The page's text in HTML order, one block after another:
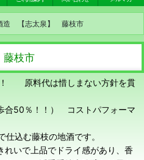
造 【志太泉】 藤枝市
枝市
！ 原料代は惜しまない方針を貫
合50％！！） コストパフォーマ
込む藤枝の地酒です。
れいで上品でドライ感があり、香